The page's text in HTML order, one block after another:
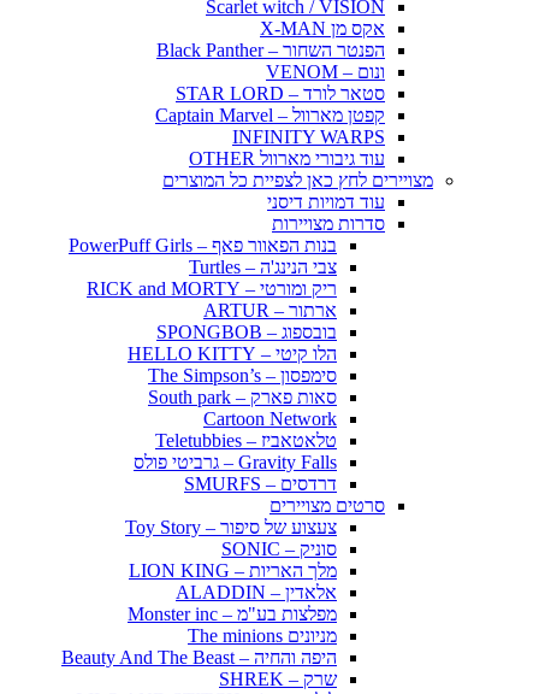
Scarlet witch / VISION
אקס מן X-MAN
הפנטר השחור – Black Panther
ונום – VENOM
סטאר לורד – STAR LORD
קפטן מארוול – Captain Marvel
INFINITY WARPS
עוד גיבורי מארוול OTHER
מצויירים לחץ כאן לצפיית כל המוצרים
עוד דמויות דיסני
סדרות מצויירות
בנות הפאוור פאף – PowerPuff Girls
צבי הנינג'ה – Turtles
ריק ומורטי – RICK and MORTY
ארתור – ARTUR
בובספוג – SPONGBOB
הלו קיטי – HELLO KITTY
סימפסון – The Simpson’s
סאות פארק – South park
Cartoon Network
טלאטאביז – Teletubbies
Gravity Falls – גרביטי פולס
דרדסים – SMURFS
סרטים מצויירים
צעצוע של סיפור – Toy Story
סוניק – SONIC
מלך האריות – LION KING
אלאדין – ALADDIN
מפלצות בע"מ – Monster inc
מניונים The minions
היפה והחיה – Beauty And The Beast
שרק – SHREK